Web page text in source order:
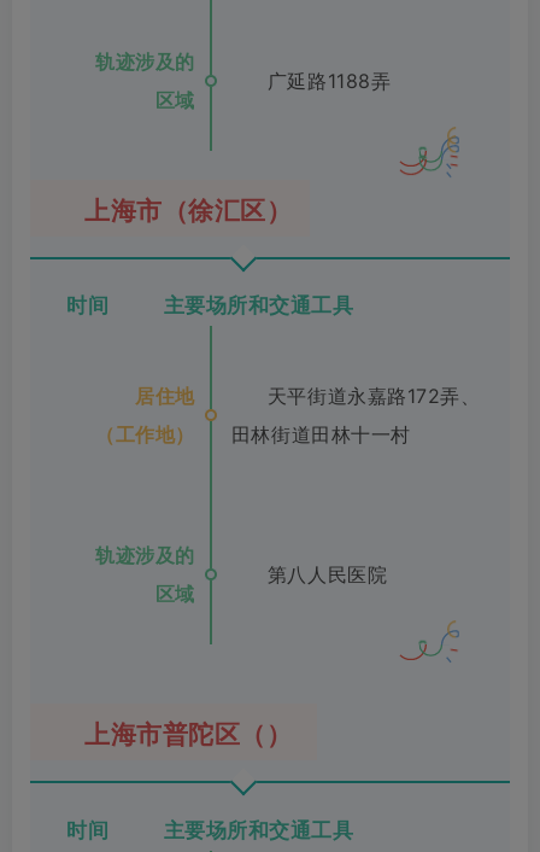
轨迹涉及的
区域
广延路1188弄
上海市（徐汇区）
时间 主要场所和交通工具
居住地
（工作地）
天平街道永嘉路172弄、
田林街道田林十一村
轨迹涉及的
区域
第八人民医院
上海市普陀区（）
时间 主要场所和交通工具